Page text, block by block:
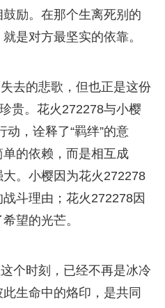
励。在那个生离死别的
是对方最坚实的依靠。
去的悲歌，但也正是这份
贵。花火272278与小樱
，诠释了“羁绊”的意
的依赖，而是相互成
。小樱因为花火272278
斗理由；花火272278因
望的光芒。
个时刻，已经不再是冰冷
生命中的烙印，是共同